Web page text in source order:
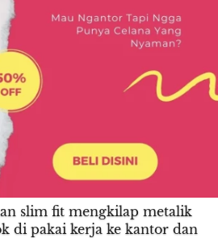
slim fit mengkilap metalik
di pakai kerja ke kantor dan